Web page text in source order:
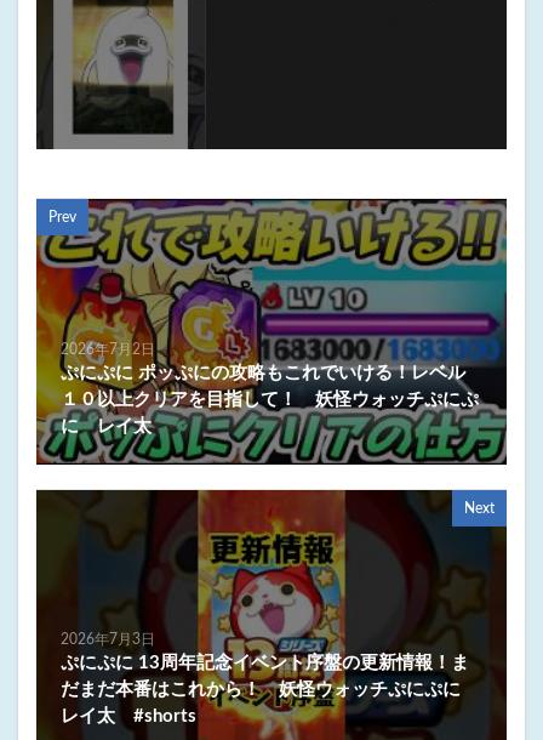
Prev
2026年7月2日
ぷにぷに ポッぷにの攻略もこれでいける！レベル
１０以上クリアを目指して！ 妖怪ウォッチぷにぷ
に レイ太
Next
2026年7月3日
ぷにぷに 13周年記念イベント序盤の更新情報！ま
だまだ本番はこれから！ 妖怪ウォッチぷにぷに
レイ太 #shorts